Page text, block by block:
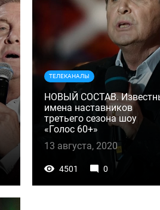
ТЕЛЕКАНАЛЫ
НОВЫЙ СОСТАВ.
имена наставников
третьего сезона шоу
«Голос 60+»
13 августа, 2020
4501 0